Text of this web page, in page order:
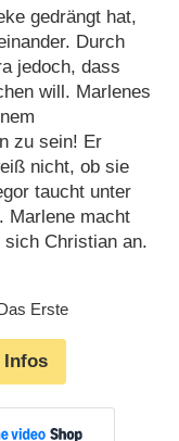
gedrängt hat,
Durch
jedoch, dass
will. Marlenes
zu sein! Er
nicht, ob sie
taucht unter
Marlene macht
Christian an.
Erste
Infos